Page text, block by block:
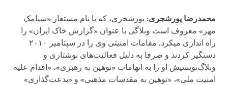
محمدرضا پورشجری: پورشجری، که با نام مستعار «سیامک
مهر» معروف است وبلاگی با عنوان «گزارش خاک ایران» را
راه اندازی می‏کرد. مقامات امنیتی وی را در سپتامیر ۲۰۱۰
دستگیر کردند و صرفا به دلیل فعالیت‌های نوشتاری و
وبلاگ‌نویسیش او را به اتهامات «توهین به رهبری»، «اقدام علیه
امنیت ملی»، «توهین به مقدسات مذهبی» و «بدعت‌گذاری»